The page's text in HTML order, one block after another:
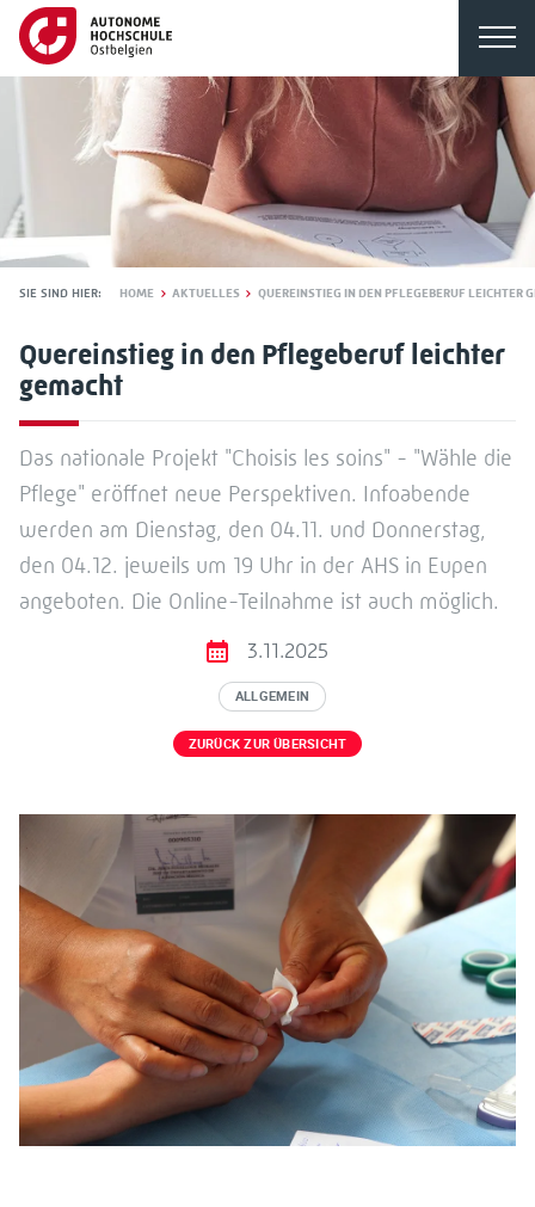
SIE SIND HIER: HOME AKTUELLES QUEREINSTIEG IN DEN PFLEGEBERUF LEICHTER
Quereinstieg in den Pflegeberuf leichter
gemacht
Das nationale Projekt "Choisis les soins" - "Wähle die
Pflege" eröffnet neue Perspektiven. Infoabende
werden am Dienstag, den 04.11. und Donnerstag,
den 04.12. jeweils um 19 Uhr in der AHS in Eupen
angeboten. Die Online-Teilnahme ist auch möglich.
3.11.2025
ALLGEMEIN
ZURÜCK ZUR ÜBERSICHT